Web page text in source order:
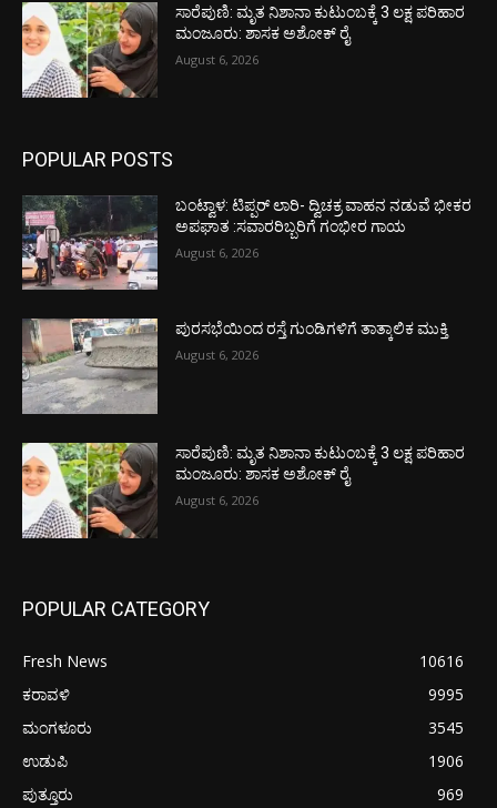
ಸಾರೆಪುಣಿ: ಮೃತ ನಿಶಾನಾ ಕುಟುಂಬಕ್ಕೆ 3 ಲಕ್ಷ ಪರಿಹಾರ
ಮಂಜೂರು: ಶಾಸಕ ಅಶೋಕ್ ರೈ
August 6, 2026
POPULAR POSTS
ಬಂಟ್ವಾಳ: ಟಿಪ್ಪರ್ ಲಾರಿ- ದ್ವಿಚಕ್ರ ವಾಹನ ನಡುವೆ ಭೀಕರ
ಅಪಘಾತ :ಸವಾರರಿಬ್ಬರಿಗೆ ಗಂಭೀರ ಗಾಯ
August 6, 2026
ಪುರಸಭೆಯಿಂದ ರಸ್ತೆ ಗುಂಡಿಗಳಿಗೆ ತಾತ್ಕಾಲಿಕ ಮುಕ್ತಿ
August 6, 2026
ಸಾರೆಪುಣಿ: ಮೃತ ನಿಶಾನಾ ಕುಟುಂಬಕ್ಕೆ 3 ಲಕ್ಷ ಪರಿಹಾರ
ಮಂಜೂರು: ಶಾಸಕ ಅಶೋಕ್ ರೈ
August 6, 2026
POPULAR CATEGORY
Fresh News
10616
ಕರಾವಳಿ
9995
ಮಂಗಳೂರು
3545
ಉಡುಪಿ
1906
ಪುತ್ತೂರು
969